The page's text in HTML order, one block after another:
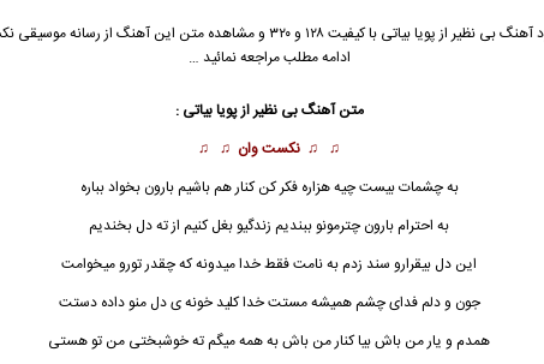
آهنگ بی نظیر از پویا بیاتی
با کیفیت ۱۲۸ و ۳۲۰ و مشاهده متن این آهنگ از رسانه
ادامه مطلب مراجعه نمائید …
متن آهنگ بی نظیر ازپویا بیاتی :
♫ ♫ نکست وان ♫ ♫
به چشمات بیست چیه هزاره فکر کن کنار هم باشیم بارون بخواد بباره
به احترام بارون چترمونو ببندیم زندگیو بغل کنیم از ته دل بخندیم
این دل بیقرارو سند زدم به نامت فقط خدا میدونه که چقدر تورو میخوامت
جون و دلم فدای چشم همیشه مستت خدا کلید خونه ی دل منو داده دستت
همدم و یار من باش بیا کنار من باش به همه میگم ته خوشبختی من تو هستی